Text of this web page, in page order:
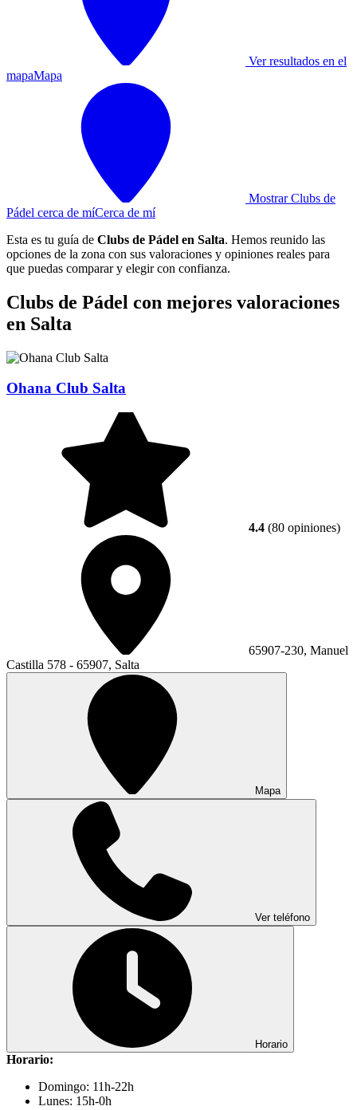
Ver resultados en el
mapaMapa
Mostrar Clubs de
Pádel cerca de míCerca de mí
Esta es tu guía de Clubs de Pádel en Salta. Hemos reunido las
opciones de la zona con sus valoraciones y opiniones reales para
que puedas comparar y elegir con confianza.
Clubs de Pádel con mejores valoraciones
en Salta
Ohana Club Salta
4.4 (80 opiniones)
65907-230, Manuel
Castilla 578 - 65907, Salta
Mapa
Ver teléfono
Horario
Horario:
Domingo: 11h-22h
Lunes: 15h-0h